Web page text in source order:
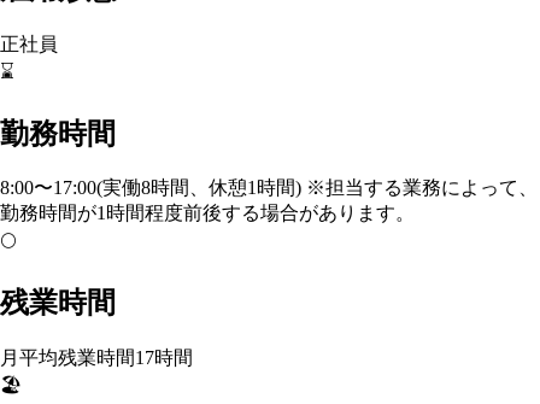
正社員
⌛
勤務時間
8:00〜17:00(実働8時間、休憩1時間) ※担当する業務によって、
勤務時間が1時間程度前後する場合があります。
🌕
残業時間
月平均残業時間17時間
🏖️